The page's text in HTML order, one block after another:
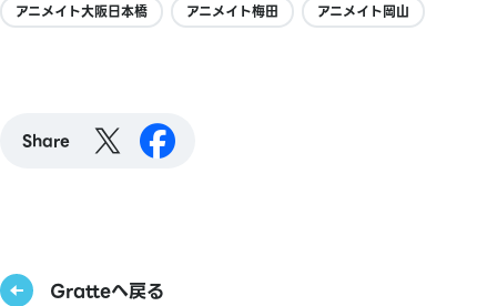
アニメイト大阪日本橋
アニメイト梅田 アニメイト岡山
Share
Gratteへ戻る